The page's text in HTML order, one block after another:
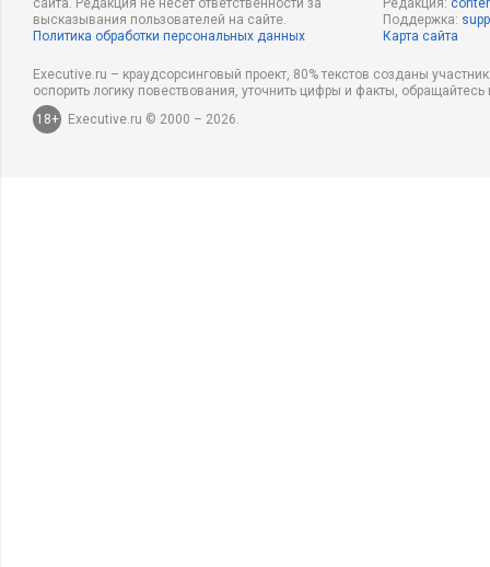
сайта. Редакция не несет ответственности за
высказывания пользователей на сайте.
Политика обработки персональных данных
Редакция:
Поддержка:
Карта сайта
Executive.ru – краудсорсинговый проект, 80% текстов созданы
оспорить логику повествования, уточнить цифры и факты,
18+
Executive.ru © 2000 – 2026.